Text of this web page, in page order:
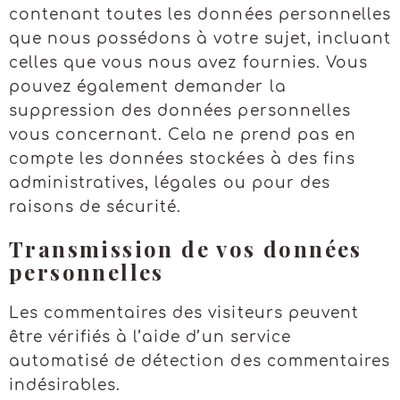
contenant toutes les données personnelles
que nous possédons à votre sujet, incluant
celles que vous nous avez fournies. Vous
pouvez également demander la
suppression des données personnelles
vous concernant. Cela ne prend pas en
compte les données stockées à des fins
administratives, légales ou pour des
raisons de sécurité.
Transmission de vos données
personnelles
Les commentaires des visiteurs peuvent
être vérifiés à l’aide d’un service
automatisé de détection des commentaires
indésirables.